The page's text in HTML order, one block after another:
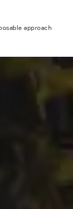
approach